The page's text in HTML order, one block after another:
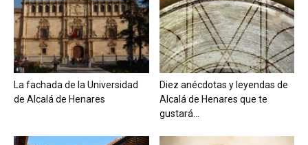
La fachada de la Universidad
de Alcalá de Henares
Diez anécdotas y leyendas de
Alcalá de Henares que te
gustará...